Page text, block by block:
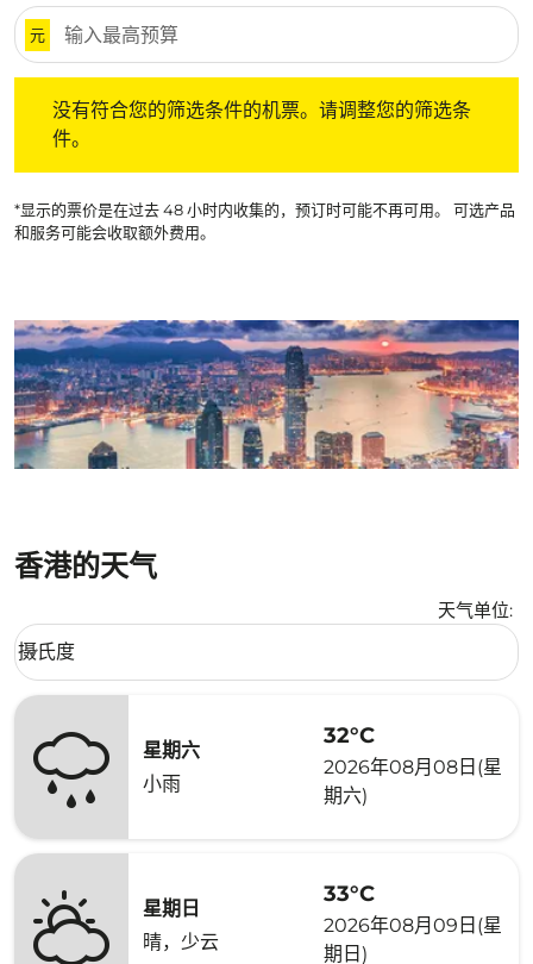
元
没有符合您的筛选条件的机票。请调整您的筛选条
件。
*显示的票价是在过去 48 小时内收集的，预订时可能不再可用。 可选产品
和服务可能会收取额外费用。
香港的天气
天气单位:
Weather unit option 摄氏度 Selected
摄氏度
keyboard_arrow_down
星期六
小雨
32°C
2026年08月08日(星
期六)
星期日
晴，少云
33°C
2026年08月09日(星
期日)